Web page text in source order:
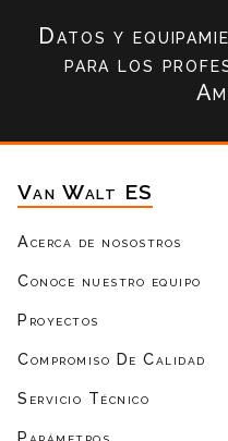
Datos y
para los
Van Walt ES
Acerca de nosostros
Conoce nuestro equipo
Proyectos
Compromiso De Calidad
Servicio Técnico
Parámetros